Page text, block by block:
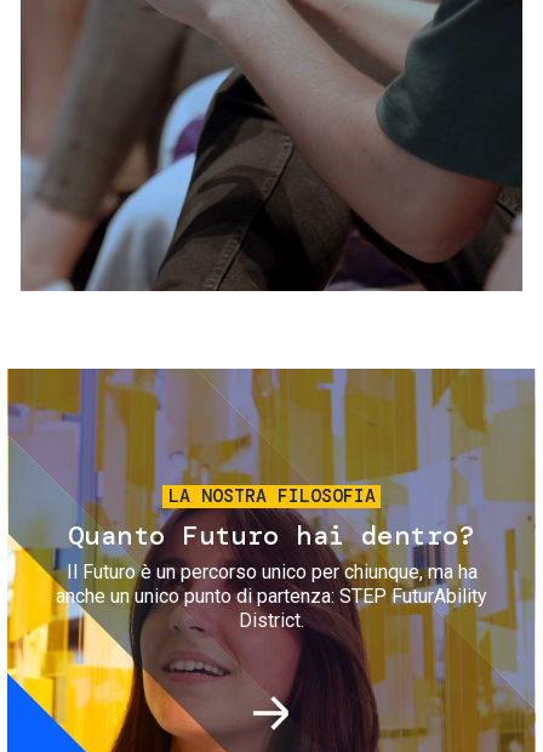
Servizi e accessibilità
Biglietti
Immagine
LA NOSTRA FILOSOFIA
Quanto Futuro hai dentro?
Il Futuro è un percorso unico per chiunque, ma ha
anche un unico punto di partenza: STEP FuturAbility
District.